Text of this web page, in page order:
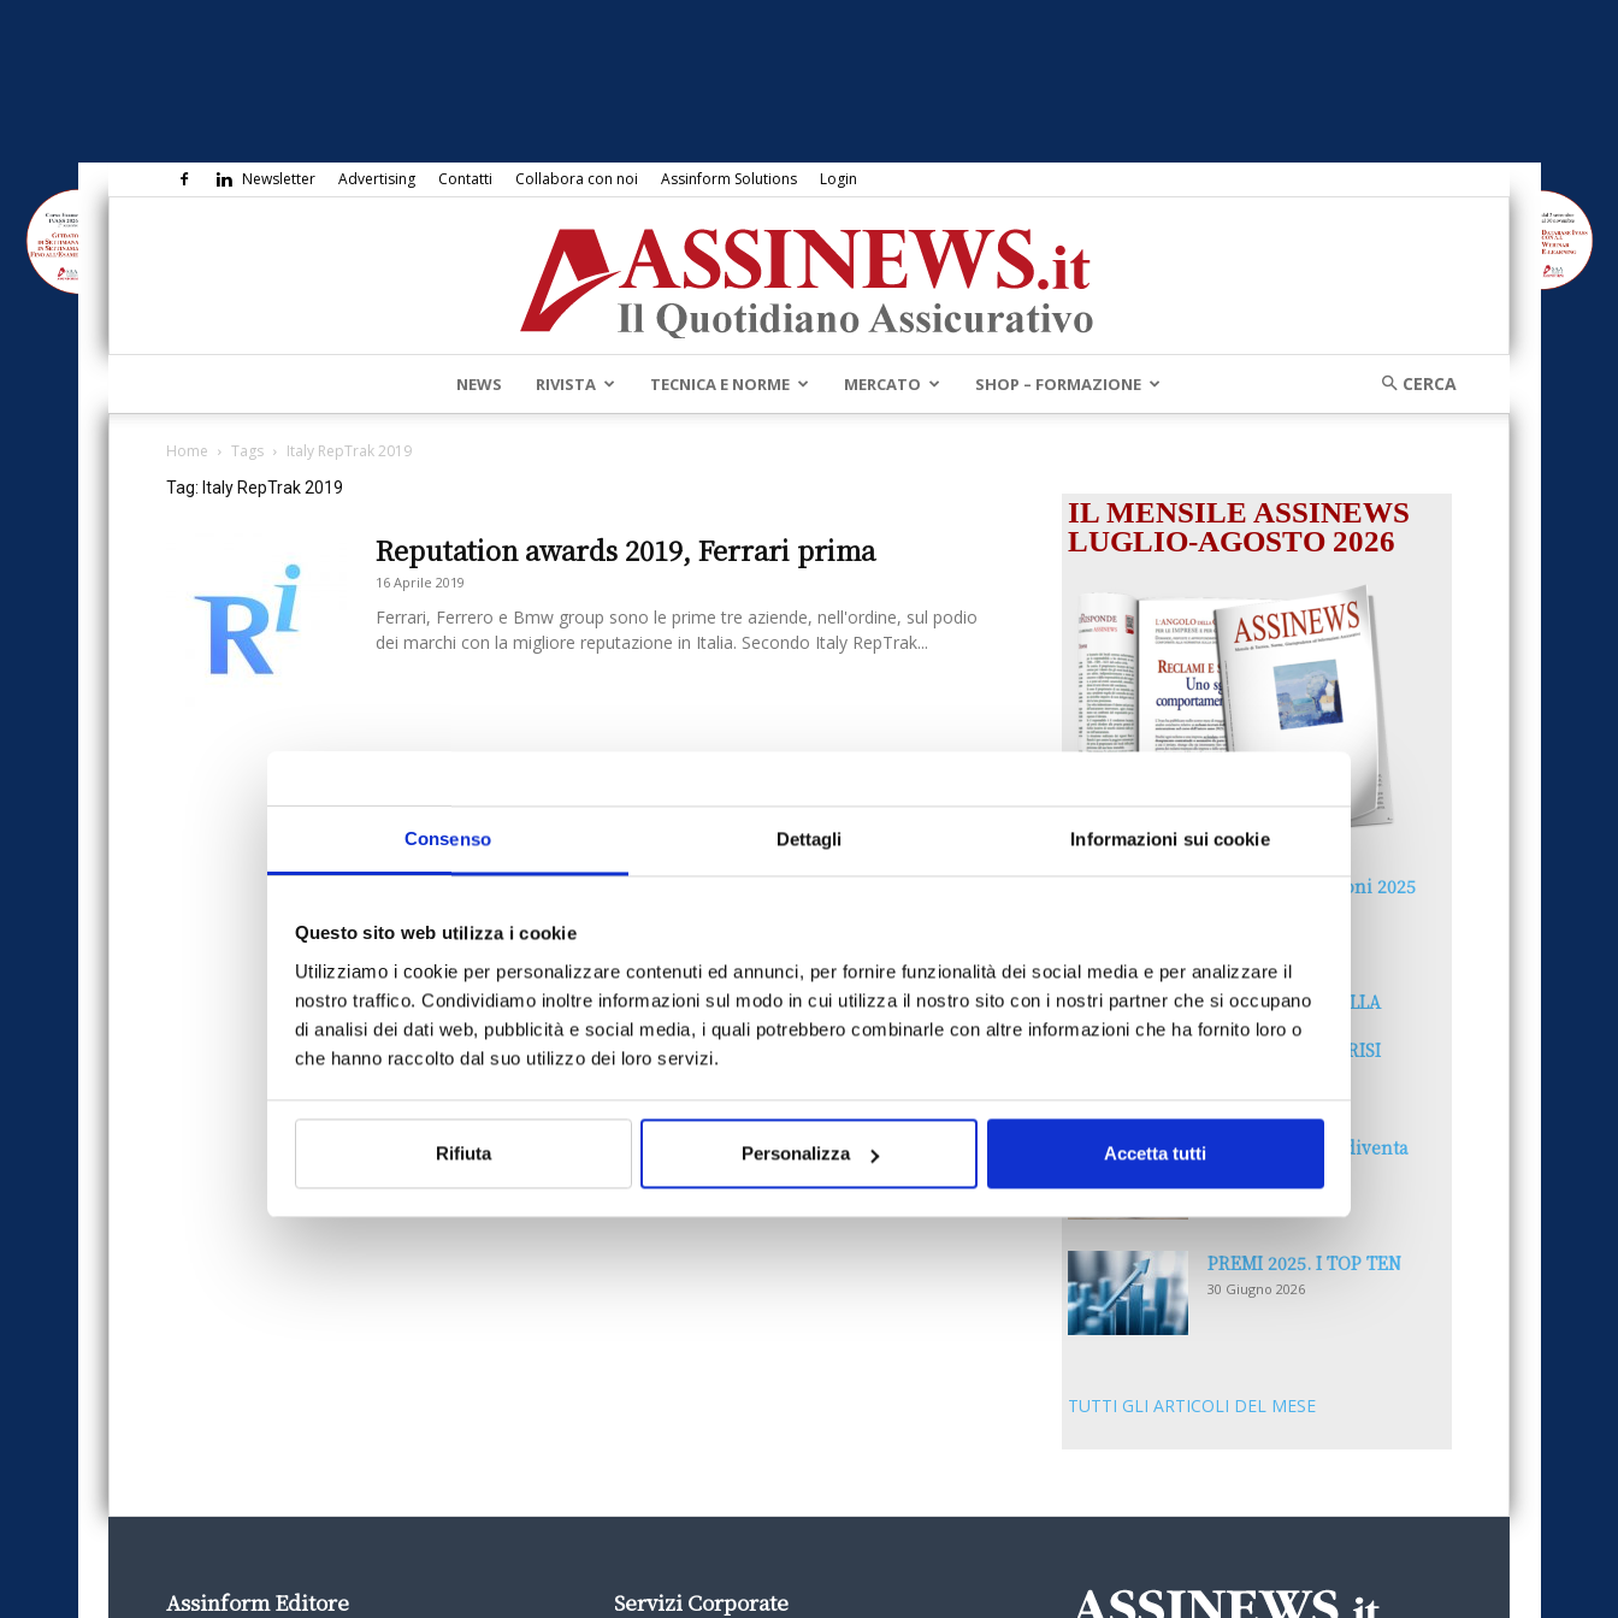
Consenso Dettagli Informazioni sui cookie
Questo sito web utilizza i cookie
Utilizziamo i cookie per personalizzare contenuti ed annunci, per fornire funzionalità dei social media e per analizzare il
nostro traffico. Condividiamo inoltre informazioni sul modo in cui utilizza il nostro sito con i nostri partner che si occupano
di analisi dei dati web, pubblicità e social media, i quali potrebbero combinarle con altre informazioni che ha fornito loro o
che hanno raccolto dal suo utilizzo dei loro servizi.
Rifiuta Personalizza Accetta tutti
Newsletter Advertising Contatti Collabora con noi Assinform Solutions Login
Assinews.it
NEWS RIVISTA TECNICA E NORME MERCATO SHOP – FORMAZIONE
Home Tags Italy RepTrak 2019
Tag: Italy RepTrak 2019
Reputation awards 2019, Ferrari prima
16 Aprile 2019
Ferrari, Ferrero e Bmw group sono le prime tre aziende, nell'ordine, sul podio
dei marchi con la migliore reputazione in Italia. Secondo Italy RepTrak...
IL MENSILE ASSINEWS
LUGLIO-AGOSTO 2026
Reclami e sanzioni 2025
LA GESTIONE DELLA
REPUTAZIONE.
RECENSIONI E CRISI
30 Giugno 2026
Il “Modulo CAI” diventa
PREMI 2025. I TOP TEN
30 Giugno 2026
TUTTI GLI ARTICOLI DEL MESE
Assinform Editore Servizi Corporate